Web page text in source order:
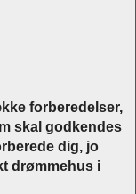
forberedelser,
skal godkendes
dig, jo
drømmehus i